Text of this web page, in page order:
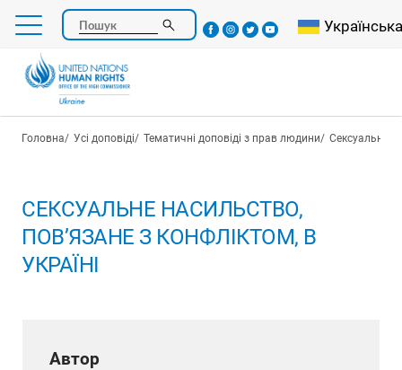
Перейти
основного
Пошук Select your
Українська
Рядок навіґації
Головна Усі доповіді Тематичні доповіді з прав людини Сексуальне
СЕКСУАЛЬНЕ НАСИЛЬСТВО,
ПОВ’ЯЗАНЕ З КОНФЛІКТОМ, В
УКРАЇНІ
Автор